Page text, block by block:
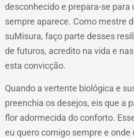
desconhecido e prepara-se para
sempre aparece. Como mestre
suMisura, faço parte desses
de futuros, acredito na vida e
esta convicção.
Quando a vertente biológica e
preenchia os desejos, eis que a
flor adormecida do conforto.
eu quero comigo sempre e onde